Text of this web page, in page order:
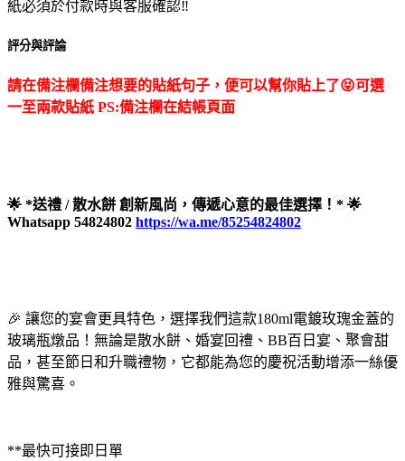
紙必須於付款時與客服確認‼️
評分與評論
請在備注欄備注想要的貼紙句子，便可以幫你貼上了😝可選
一至兩款貼紙 PS:備注欄在結帳頁面
🌟 *送禮 / 散水餅 創新風尚，傳遞心意的最佳選擇！* 🌟
Whatsapp 54824802 https://wa.me/85254824802
🎉 讓您的宴會更具特色，選擇我們這款180ml電鍍玫瑰金蓋的
玻璃瓶燉品！無論是散水餅、婚宴回禮、BB百日宴、聚會甜
品，甚至節日和升職禮物，它都能為您的慶祝活動增添一絲優
雅與驚喜。
**最快可接即日單